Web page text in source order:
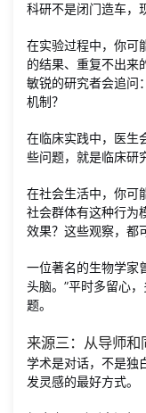
科研不是闭门造车，
在实验过程中，你
的结果、重复不出来
敏锐的研究者会追问
机制？
在临床实践中，医生
些问题，就是临床研
在社会生活中，你可
社会群体有这种行为
效果？这些观察，都
一位著名的生物学家
头脑。”平时多留心
题。
来源三：从导师和
学术是对话，不是独
发灵感的最好方式。